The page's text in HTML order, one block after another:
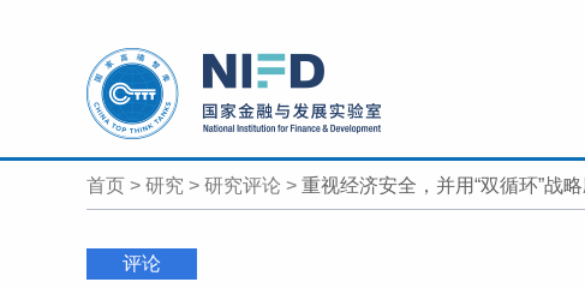
首页 > 研究 > 研究评论 > 重视经济安全，并用“双循环”战
评论